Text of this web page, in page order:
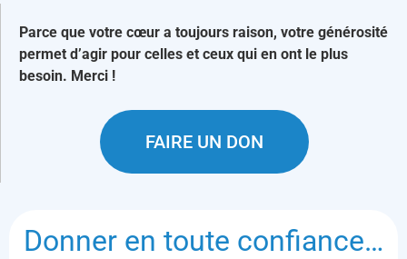
Parce que votre cœur a toujours raison, votre générosité
permet d’agir pour celles et ceux qui en ont le plus
besoin. Merci !
FAIRE UN DON
Donner en toute confiance…